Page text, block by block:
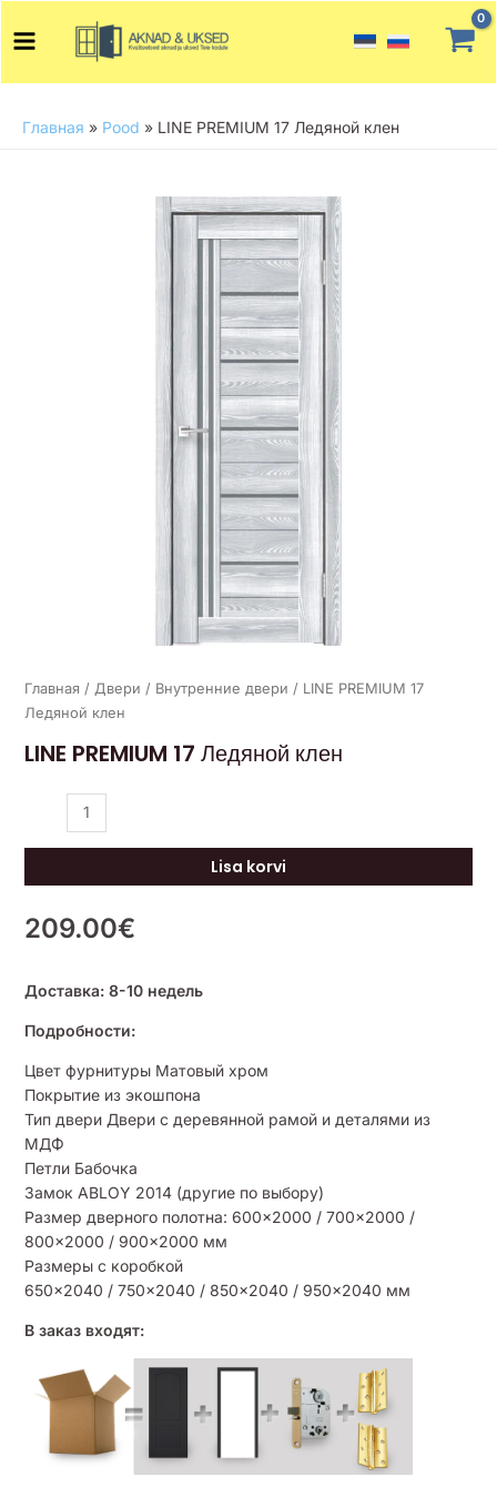
содержимому
Menu
Главная » Pood » LINE PREMIUM 17 Ледяной клен
Главная / Двери / Внутренние двери / LINE PREMIUM 17
Ледяной клен
LINE PREMIUM 17 Ледяной клен
209.00€
Lisa korvi
Доставка: 8-10 недель
Подробности:
Цвет фурнитуры Матовый хром
Покрытие из экошпона
Тип двери Двери с деревянной рамой и деталями из
МДФ
Петли Бабочка
Замок ABLOY 2014 (другие по выбору)
Размер дверного полотна: 600×2000 / 700×2000 /
800×2000 / 900×2000 мм
Размеры с коробкой
650×2040 / 750×2040 / 850×2040 / 950×2040 мм
В заказ входят: